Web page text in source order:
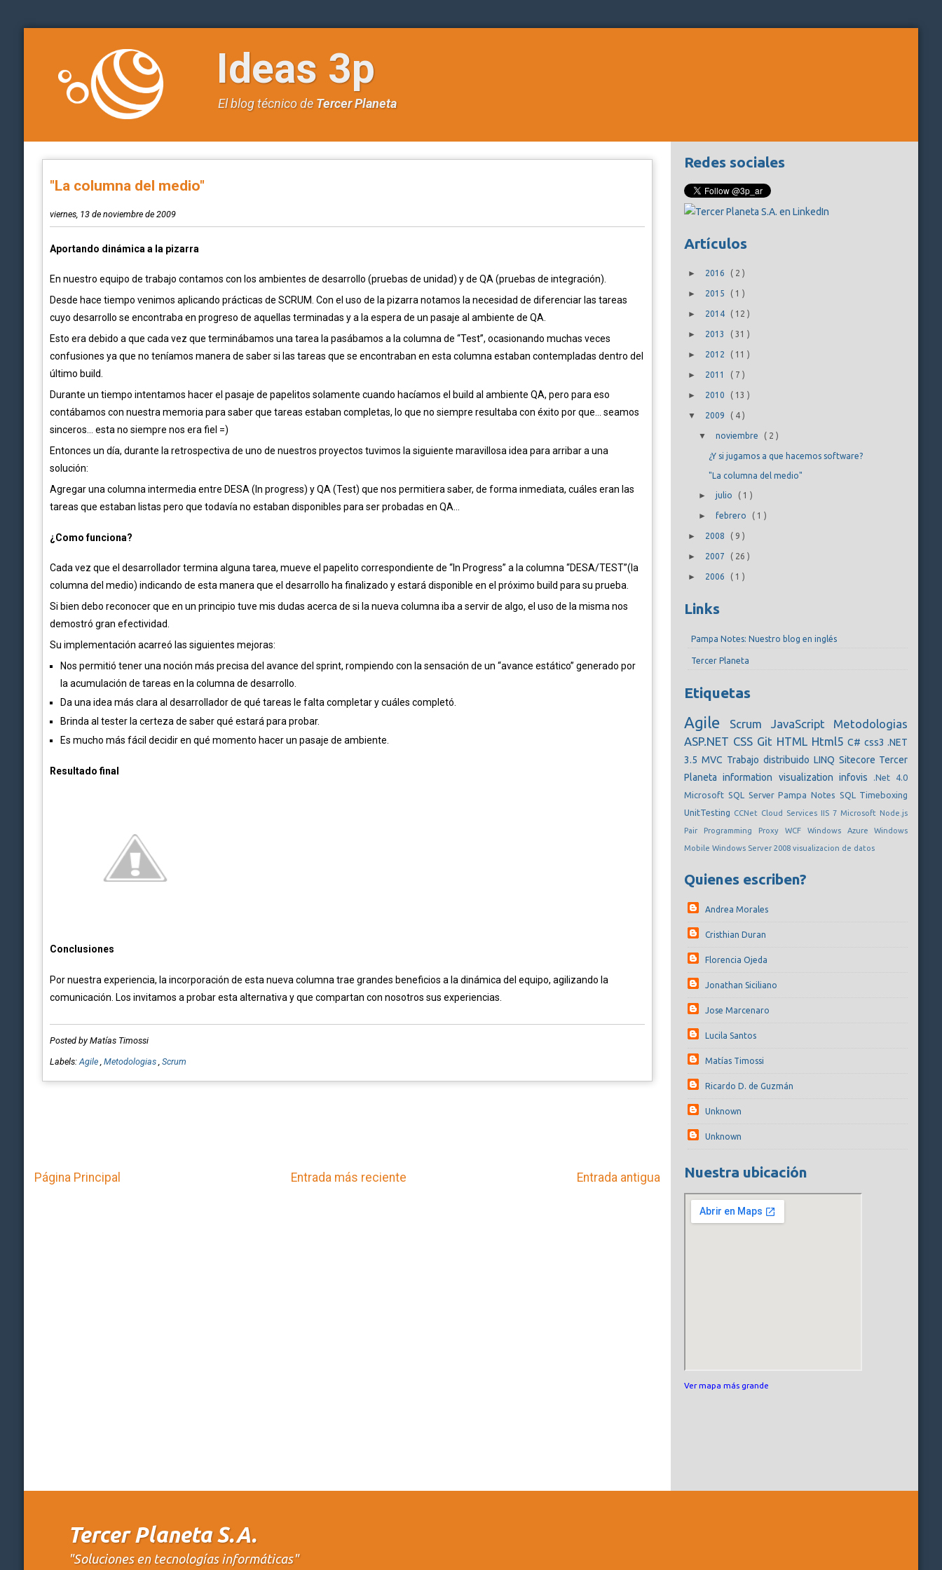
Ideas 3p
El blog técnico deTercer Planeta
"La columna del medio"
viernes, 13 de noviembre de 2009
Aportando dinámica a la pizarra
En nuestro equipo de trabajo contamos con los ambientes de desarrollo (pruebas de unidad) y de QA (pruebas de integración).
Desde hace tiempo venimos aplicando prácticas de SCRUM. Con el uso de la pizarra notamos la necesidad de diferenciar las tareas
cuyo desarrollo se encontraba en progreso de aquellas terminadas y a la espera de un pasaje al ambiente de QA.
Esto era debido a que cada vez que terminábamos una tarea la pasábamos a la columna de “Test”, ocasionando muchas veces
confusiones ya que no teníamos manera de saber si las tareas que se encontraban en esta columna estaban contempladas dentro del
último build.
Durante un tiempo intentamos hacer el pasaje de papelitos solamente cuando hacíamos el build al ambiente QA, pero para eso
contábamos con nuestra memoria para saber que tareas estaban completas, lo que no siempre resultaba con éxito por que… seamos
sinceros… esta no siempre nos era fiel =)
Entonces un día, durante la retrospectiva de uno de nuestros proyectos tuvimos la siguiente maravillosa idea para arribar a una
solución:
Agregar una columna intermedia entre DESA (In progress) y QA (Test) que nos permitiera saber, de forma inmediata, cuáles eran las
tareas que estaban listas pero que todavía no estaban disponibles para ser probadas en QA…
¿Como funciona?
Cada vez que el desarrollador termina alguna tarea, mueve el papelito correspondiente de “In Progress” a la columna “DESA/TEST”(la
columna del medio) indicando de esta manera que el desarrollo ha finalizado y estará disponible en el próximo build para su prueba.
Si bien debo reconocer que en un principio tuve mis dudas acerca de si la nueva columna iba a servir de algo, el uso de la misma nos
demostró gran efectividad.
Su implementación acarreó las siguientes mejoras:
Nos permitió tener una noción más precisa del avance del sprint, rompiendo con la sensación de un “avance estático” generado por
la acumulación de tareas en la columna de desarrollo.
Da una idea más clara al desarrollador de qué tareas le falta completar y cuáles completó.
Brinda al tester la certeza de saber qué estará para probar.
Es mucho más fácil decidir en qué momento hacer un pasaje de ambiente.
Resultado final
Conclusiones
Por nuestra experiencia, la incorporación de esta nueva columna trae grandes beneficios a la dinámica del equipo, agilizando la
comunicación. Los invitamos a probar esta alternativa y que compartan con nosotros sus experiencias.
Posted by Matías Timossi
Labels: Agile Metodologias Scrum
Entrada más reciente Entrada antigua
Página Principal
Redes sociales
Artículos
► 2016 ( 2)
► 2015 ( 1)
► 2014 ( 12)
► 2013 (31)
► 2012 ( 11)
► 2011 ( 7)
► 2010 ( 13)
▼ 2009 ( 4)
▼ noviembre ( 2 )
¿Y si jugamos a que hacemos software?
"La columna del medio"
► julio ( 1 )
► febrero ( 1 )
► 2008 ( 9)
► 2007 ( 26)
► 2006 ( 1)
Links
Pampa Notes: Nuestro blog en inglés
Tercer Planeta
Etiquetas
Agile Scrum JavaScript Metodologias
ASP.NET CSS Git HTML Html5 C# css3.NET
3.5MVC Trabajo distribuido LINQ Sitecore Tercer
Planetainformation visualization infovis
.Net 4.0
Microsoft SQL ServerPampa Notes SQL Timeboxing
UnitTesting CCNet Cloud Services IIS 7 Microsoft Node.js
Pair Programming Proxy WCF Windows AzureWindows
MobileWindows Server 2008visualizacion de datos
Quienes escriben?
Andrea Morales
Cristhian Duran
Florencia Ojeda
Jonathan Siciliano
Jose Marcenaro
Lucila Santos
Matías Timossi
Ricardo D. de Guzmán
Unknown
Unknown
Nuestra ubicación
Ver mapa más grande
Tercer Planeta S.A.
"Soluciones en tecnologías informáticas"